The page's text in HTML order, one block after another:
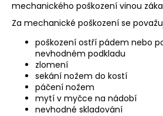
mechanického poškození vinou
Za mechanické poškození se
poškození ostří pádem nebo
nevhodném podkladu
zlomení
sekání nožem do kostí
páčení nožem
mytí v myčce na nádobí
nevhodné skladování